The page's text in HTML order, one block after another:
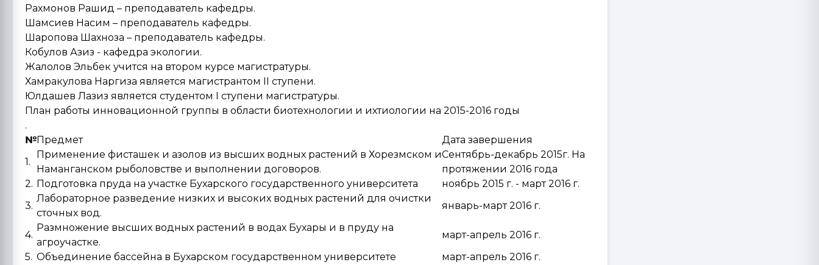
Рахмонов Рашид – преподаватель кафедры.
Шамсиев Насим – преподаватель кафедры.
Шаропова Шахноза – преподаватель кафедры.
Кобулов Азиз - кафедра экологии.
Жалолов Эльбек учится на втором курсе магистратуры.
Хамракулова Наргиза является магистрантом II ступени.
Юлдашев Лазиз является студентом I ступени магистратуры.
План работы инновационной группы в области биотехнологии и ихтиологии на 2015-2016 годы
.
№Предмет
Дата завершения
1.
Применение фисташек и азолов из высших водных растений в Хорезмском и
Наманганском рыболовстве и выполнении договоров.
Сентябрь-декабрь 2015г. На
протяжении 2016 года
2. Подготовка пруда на участке Бухарского государственного университета
ноябрь 2015 г. - март 2016 г.
3.
Лабораторное разведение низких и высоких водных растений для очистки
сточных вод.
январь-март 2016 г.
4.
Размножение высших водных растений в водах Бухары и в пруду на
агроучастке.
март-апрель 2016 г.
5. Объединение бассейна в Бухарском государственном университете
март-апрель 2016 г.